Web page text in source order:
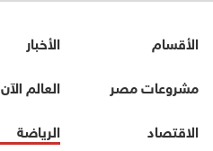
الأقسام
الأخبار
مشروعات مصر
العالم الآن
الاقتصاد
الرياضة